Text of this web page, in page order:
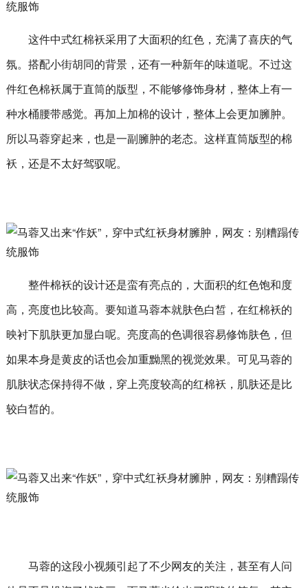
这件中式红棉袄采用了大面积的红色，充满了喜庆的气
氛。搭配小街胡同的背景，还有一种新年的味道呢。不过这
件红色棉袄属于直筒的版型，不能够修饰身材，整体上有一
种水桶腰带感觉。再加上加棉的设计，整体上会更加臃肿。
所以马蓉穿起来，也是一副臃肿的老态。这样直筒版型的棉
袄，还是不太好驾驭呢。
整件棉袄的设计还是蛮有亮点的，大面积的红色饱和度
高，亮度也比较高。要知道马蓉本就肤色白皙，在红棉袄的
映衬下肌肤更加显白呢。亮度高的色调很容易修饰肤色，但
如果本身是黄皮的话也会加重黝黑的视觉效果。可见马蓉的
肌肤状态保持得不做，穿上亮度较高的红棉袄，肌肤还是比
较白皙的。
马蓉的这段小视频引起了不少网友的关注，甚至有人问